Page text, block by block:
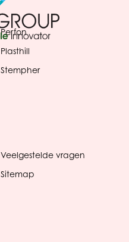
Perfon
Plasthill
Stempher
Veelgestelde vragen
Sitemap